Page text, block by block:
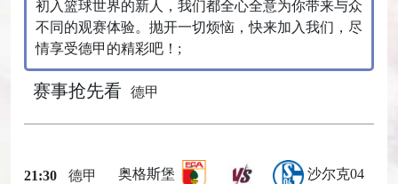
初入篮球世界的新人，我们都全心全意为你带来与众
不同的观赛体验。抛开一切烦恼，快来加入我们，尽
情享受德甲的精彩吧！;
赛事抢先看 德甲
21:30 德甲 奥格斯堡 沙尔克04